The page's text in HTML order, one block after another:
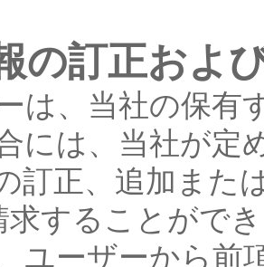
の訂正およ
は、当社の保有
には、当社が定
訂正、追加また
求することがで
ユーザーから前